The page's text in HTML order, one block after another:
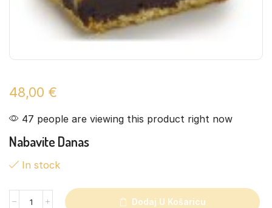
48,00 €
47 people are viewing this product right now
Nabavite Danas
In stock
Dodaj U Košaricu